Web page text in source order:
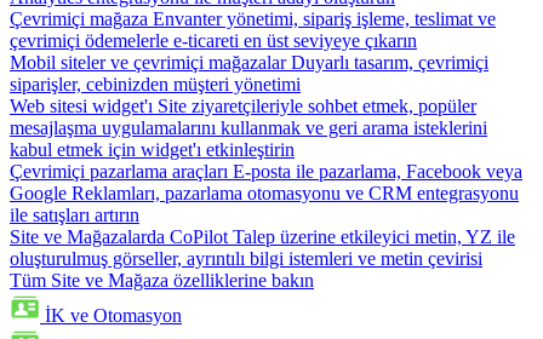
Çevrimiçi mağaza Envanter yönetimi, sipariş işleme, teslimat ve
çevrimiçi ödemelerle e-ticareti en üst seviyeye çıkarın
Mobil siteler ve çevrimiçi mağazalar Duyarlı tasarım, çevrimiçi
siparişler, cebinizden müşteri yönetimi
Web sitesi widget'ı Site ziyaretçileriyle sohbet etmek, popüler
mesajlaşma uygulamalarını kullanmak ve geri arama isteklerini
kabul etmek için widget'ı etkinleştirin
Çevrimiçi pazarlama araçları E-posta ile pazarlama, Facebook veya
Google Reklamları, pazarlama otomasyonu ve CRM entegrasyonu
ile satışları artırın
Site ve Mağazalarda CoPilot Talep üzerine etkileyici metin, YZ ile
oluşturulmuş görseller, ayrıntılı bilgi istemleri ve metin çevirisi
Tüm Site ve Mağaza özelliklerine bakın
İK ve Otomasyon